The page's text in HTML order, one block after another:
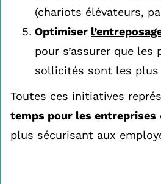
(chariots élévateurs,
Optimiser
pour s’assurer que
sollicités sont les plus
Toutes ces initiatives
temps pour les entreprises
plus sécurisant aux